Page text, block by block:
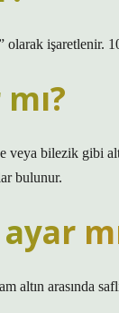
işaretlenir.
bilezik gibi
bulunur.
altın arasında